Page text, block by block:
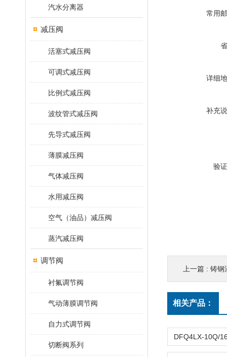
汽水分离器
减压阀
活塞式减压阀
可调式减压阀
比例式减压阀
波纹管式减压阀
先导式减压阀
薄膜减压阀
气体减压阀
水用减压阀
空气（油品）减压阀
蒸汽减压阀
调节阀
衬氟调节阀
气动薄膜调节阀
自力式调节阀
切断阀系列
常用
详细
补充
验
上一篇 : 铸钢
相关产品：